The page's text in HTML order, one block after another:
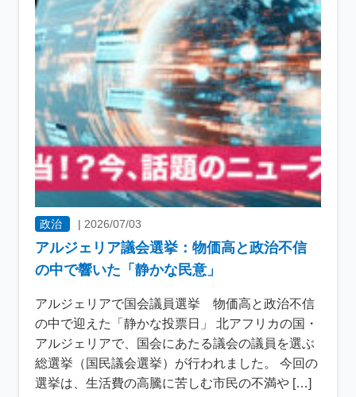
政治 |2026/07/03
アルジェリア議会選挙：物価高と政治不信
の中で響いた「静かな民意」
アルジェリアで国会議員選挙 物価高と政治不信
の中で迎えた「静かな投票日」 北アフリカの国・
アルジェリアで、国会にあたる議会の議員を選ぶ
総選挙（国民議会選挙）が行われました。 今回の
選挙は、生活費の高騰に苦しむ市民の不満や […]